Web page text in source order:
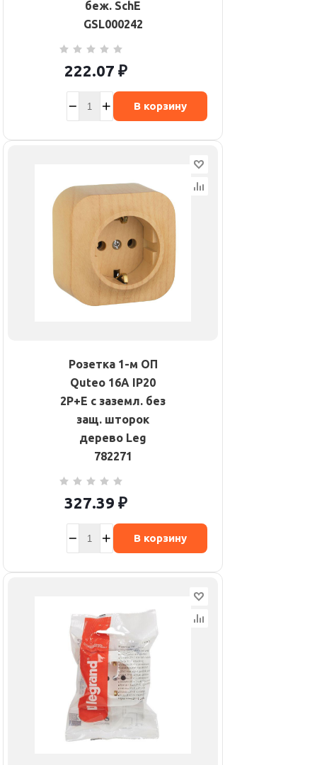
беж. SchE
GSL000242
222.07 ₽
В корзину
Розетка 1-м ОП
Quteo 16А IP20
2P+E с заземл. без
защ. шторок
дерево Leg
782271
327.39 ₽
В корзину